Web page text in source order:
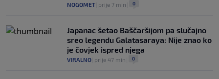
NOGOMET prije 7 min 0
Japanac šetao Baščaršijom pa slučajno
sreo legendu Galatasaraya: Nije znao ko
je čovjek ispred njega
VIRALNO prije 47 min 0